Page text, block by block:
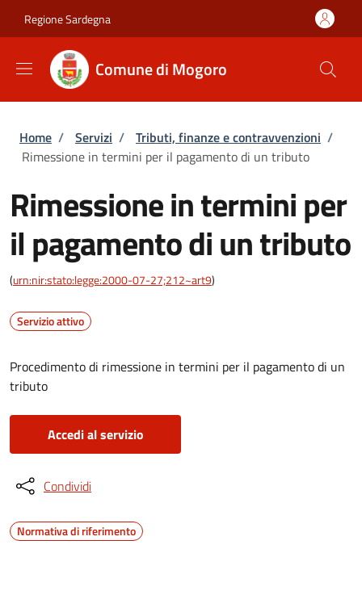
Regione Sardegna
Comune di Mogoro
Briciole di pane
Home / Servizi / Tributi, finanze e contravvenzioni /
Rimessione in termini per il pagamento di un tributo
Rimessione in termini per
il pagamento di un tributo
(urn:nir:stato:legge:2000-07-27;212~art9)
Servizio attivo
Procedimento di rimessione in termini per il pagamento di un
tributo
Accedi al servizio
Condividi
Normativa di riferimento